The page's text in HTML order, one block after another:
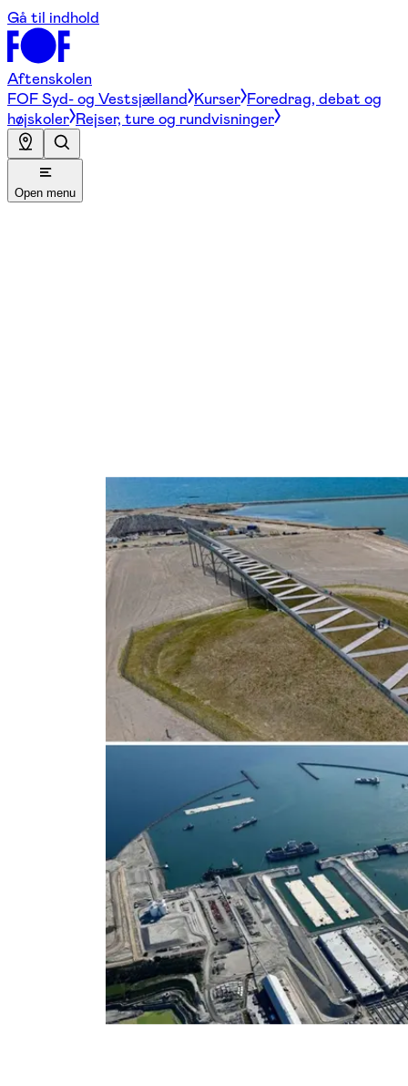
Gå til indhold
Aftenskolen
FOF Syd- og Vestsjælland Kurser Foredrag, debat og
højskoler Rejser, ture og rundvisninger
Open menu